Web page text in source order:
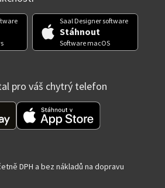
Saal Designer software
Stáhnout
Software macOS
pro váš chytrý telefon
DPH a bez nákladů na dopravu